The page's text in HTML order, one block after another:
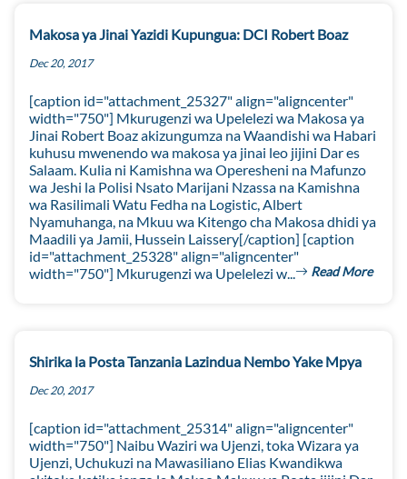
Makosa ya Jinai Yazidi Kupungua: DCI Robert Boaz
Dec 20, 2017
[caption id="attachment_25327" align="aligncenter"
width="750"] Mkurugenzi wa Upelelezi wa Makosa ya
Jinai Robert Boaz akizungumza na Waandishi wa Habari
kuhusu mwenendo wa makosa ya jinai leo jijini Dar es
Salaam. Kulia ni Kamishna wa Operesheni na Mafunzo
wa Jeshi la Polisi Nsato Marijani Nzassa na Kamishna
wa Rasilimali Watu Fedha na Logistic, Albert
Nyamuhanga, na Mkuu wa Kitengo cha Makosa dhidi ya
Maadili ya Jamii, Hussein Laissery[/caption] [caption
id="attachment_25328" align="aligncenter"
width="750"] Mkurugenzi wa Upelelezi w...
Read More
Shirika la Posta Tanzania Lazindua Nembo Yake Mpya
Dec 20, 2017
[caption id="attachment_25314" align="aligncenter"
width="750"] Naibu Waziri wa Ujenzi, toka Wizara ya
Ujenzi, Uchukuzi na Mawasiliano Elias Kwandikwa